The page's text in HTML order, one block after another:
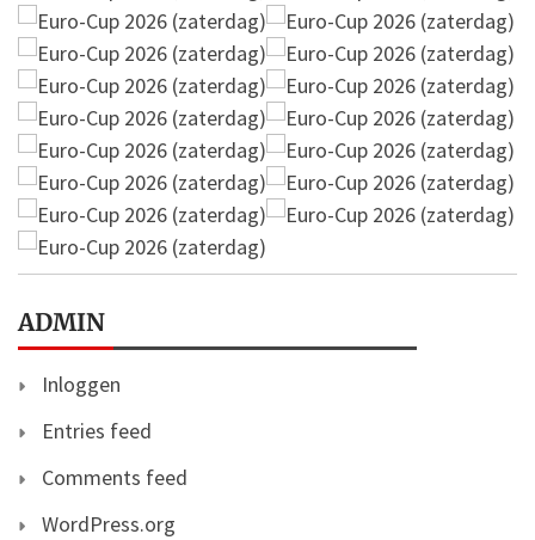
ADMIN
Inloggen
Entries feed
Comments feed
WordPress.org